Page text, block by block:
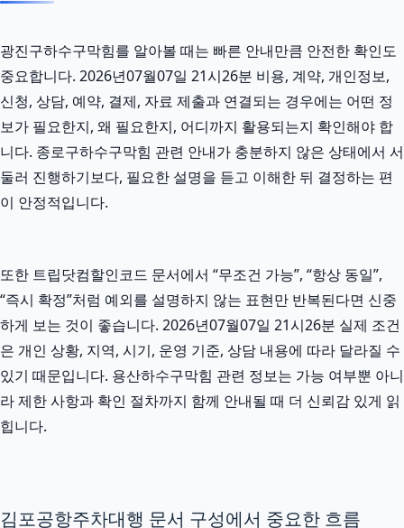
광진구하수구막힘를 알아볼 때는 빠른 안내만큼 안전한 확인도
중요합니다. 2026년07월07일 21시26분 비용, 계약, 개인정보,
신청, 상담, 예약, 결제, 자료 제출과 연결되는 경우에는 어떤 정
보가 필요한지, 왜 필요한지, 어디까지 활용되는지 확인해야 합
니다. 종로구하수구막힘 관련 안내가 충분하지 않은 상태에서 서
둘러 진행하기보다, 필요한 설명을 듣고 이해한 뒤 결정하는 편
이 안정적입니다.
또한 트립닷컴할인코드 문서에서 “무조건 가능”, “항상 동일”,
“즉시 확정”처럼 예외를 설명하지 않는 표현만 반복된다면 신중
하게 보는 것이 좋습니다. 2026년07월07일 21시26분 실제 조건
은 개인 상황, 지역, 시기, 운영 기준, 상담 내용에 따라 달라질 수
있기 때문입니다. 용산하수구막힘 관련 정보는 가능 여부뿐 아니
라 제한 사항과 확인 절차까지 함께 안내될 때 더 신뢰감 있게 읽
힙니다.
김포공항주차대행 문서 구성에서 중요한 흐름